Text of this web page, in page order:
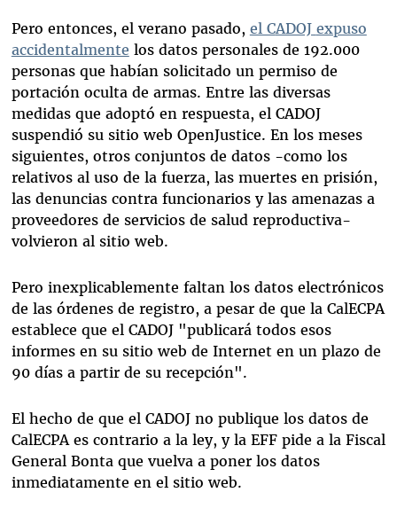
Pero entonces, el verano pasado, el CADOJ expuso
accidentalmente los datos personales de 192.000
personas que habían solicitado un permiso de
portación oculta de armas. Entre las diversas
medidas que adoptó en respuesta, el CADOJ
suspendió su sitio web OpenJustice. En los meses
siguientes, otros conjuntos de datos -como los
relativos al uso de la fuerza, las muertes en prisión,
las denuncias contra funcionarios y las amenazas a
proveedores de servicios de salud reproductiva-
volvieron al sitio web.
Pero inexplicablemente faltan los datos electrónicos
de las órdenes de registro, a pesar de que la CalECPA
establece que el CADOJ "publicará todos esos
informes en su sitio web de Internet en un plazo de
90 días a partir de su recepción".
El hecho de que el CADOJ no publique los datos de
CalECPA es contrario a la ley, y la EFF pide a la Fiscal
General Bonta que vuelva a poner los datos
inmediatamente en el sitio web.